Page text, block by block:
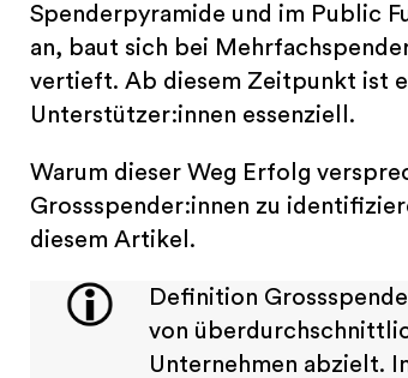
Spenderpyramide und im Public
an, baut sich bei
vertieft. Ab diesem Zeitpunkt ist
Unterstützer:innen essenziell.
Warum dieser Weg Erfolg
Grossspender:innen zu
diesem Artikel.
Definition
von
Unternehmen abzielt.